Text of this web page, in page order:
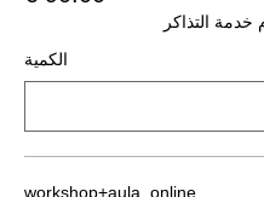
الكمية
workshop+aula_online